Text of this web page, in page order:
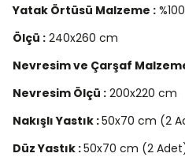
Yatak Örtüsü Malzeme :
Ölçü : 240x260 cm
Nevresim ve Çarşaf
Nevresim Ölçü : 200x220 cm
Nakışlı Yastık :50x70 cm (2
Düz Yastık :50x70 cm (2